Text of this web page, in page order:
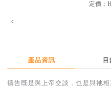
暢銷榜
中文二手書
定價：
<
產品資訊
禱告既是與上帝交談，也是與祂